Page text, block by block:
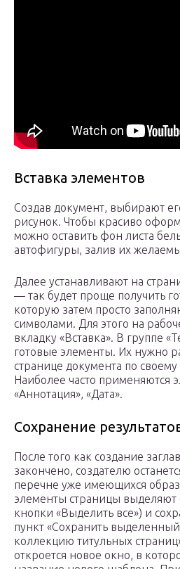
Вставка элементов
Создав документ, выбирают
рисунок. Чтобы красиво
можно оставить фон листа
автофигуры, залив их
Далее устанавливают на
— так будет проще получить
которую затем просто
символами. Для этого на
вкладку «Вставка». В группе
готовые элементы. Их нужно
странице документа по
Наиболее часто применяются
«Аннотация», «Дата».
Сохранение
После того как создание
закончено, создателю
перечне уже имеющихся
элементы страницы
кнопки «Выделить все») и
пункт «Сохранить
коллекцию титульных
откроется новое окно, в